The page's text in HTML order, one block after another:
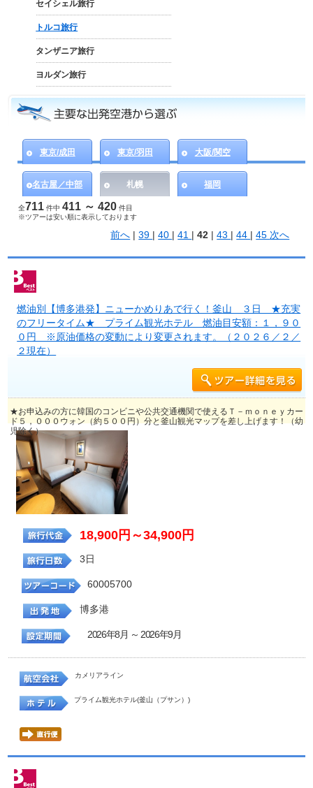
セイシェル旅行
トルコ旅行
タンザニア旅行
ヨルダン旅行
東京/成田 東京/羽田 大阪/関空
名古屋／中部 札幌 福岡
全711 件中411 ～ 420 件目
※ツアーは安い順に表示しております
前へ |39 |40 |41 |42 |43 |44 |45 次へ
燃油別【博多港発】ニューかめりあで行く！釜山 ３日 ★充実
のフリータイム★ プライム観光ホテル 燃油目安額：１，９０
０円 ※原油価格の変動により変更されます。（２０２６／２／
２現在）
★お申込みの方に韓国のコンビニや公共交通機関で使えるＴ－ｍｏｎｅｙカー
ド５，０００ウォン（約５００円）分と釜山観光マップを差し上げます！（幼
児除く）
18,900円～34,900円
3日
60005700
博多港
2026年8月 ～ 2026年9月
カメリアライン
プライム観光ホテル(釜山（プサン）)